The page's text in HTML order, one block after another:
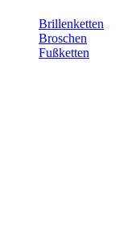
Brillenketten
Broschen
Fußketten